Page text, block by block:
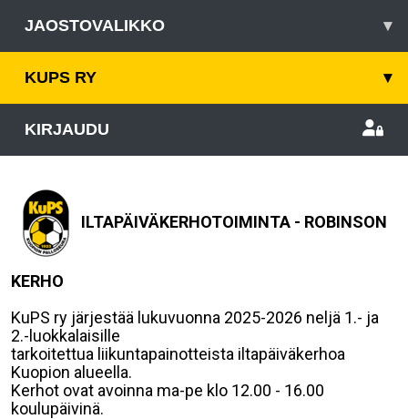
JAOSTOVALIKKO ▾
KUPS RY ▾
KIRJAUDU
ILTAPÄIVÄKERHOTOIMINTA - ROBINSON
KERHO
KuPS ry järjestää lukuvuonna 2025-2026 neljä 1.- ja
2.-luokkalaisille
tarkoitettua liikuntapainotteista iltapäiväkerhoa
Kuopion alueella.
Kerhot ovat avoinna ma-pe klo 12.00 - 16.00
koulupäivinä.